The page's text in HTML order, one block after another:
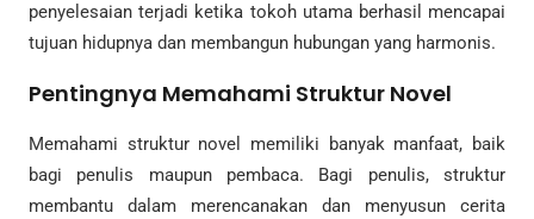
penyelesaian terjadi ketika tokoh utama berhasil mencapai
tujuan hidupnya dan membangun hubungan yang harmonis.
Pentingnya Memahami Struktur Novel
Memahami struktur novel memiliki banyak manfaat, baik
bagi penulis maupun pembaca. Bagi penulis, struktur
membantu dalam merencanakan dan menyusun cerita